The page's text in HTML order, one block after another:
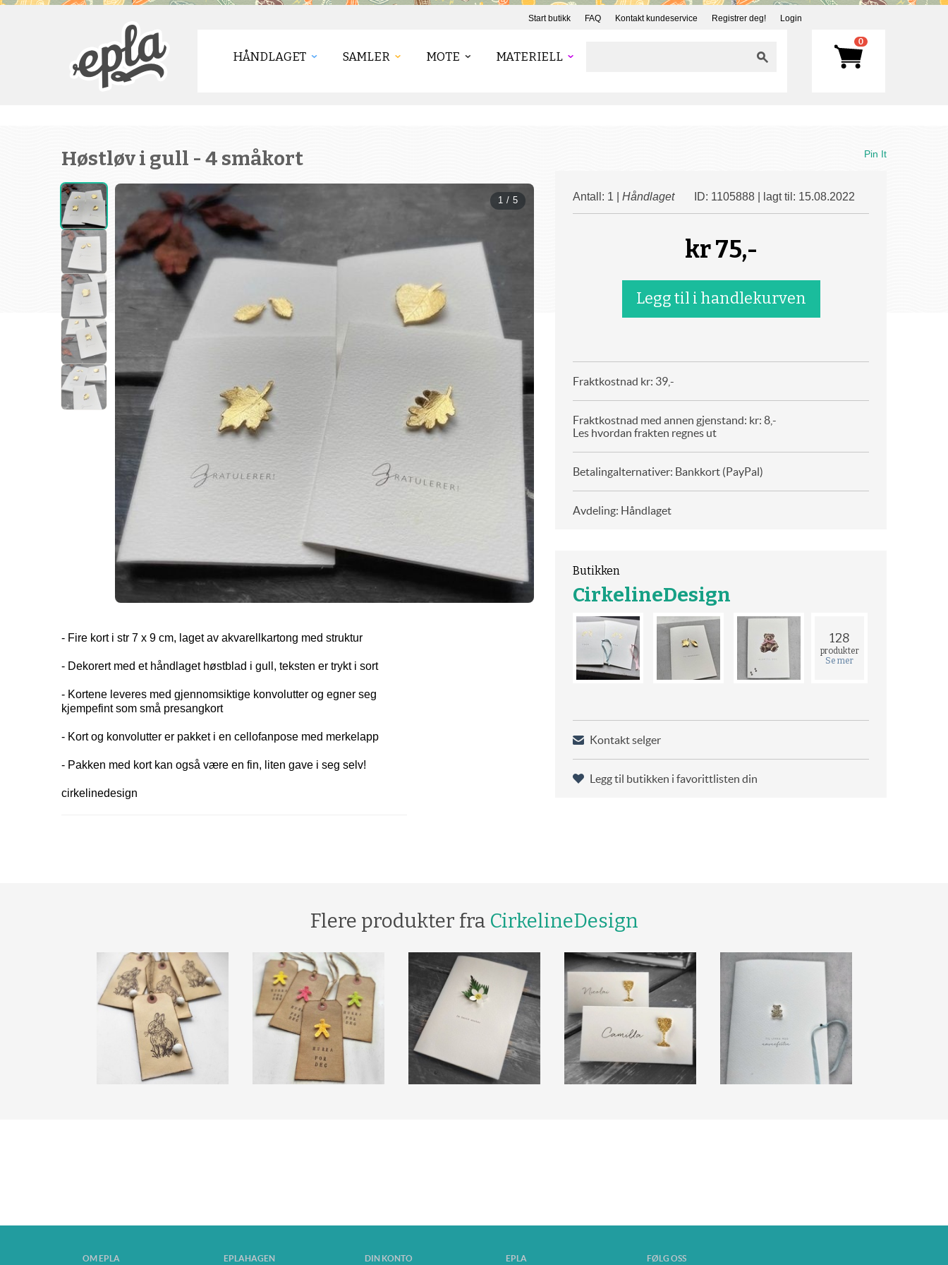
Start butikk FAQ Kontakt kundeservice Registrer deg! Login
HÅNDLAGET SAMLER MOTE MATERIELL
0
Høstløv i gull - 4 småkort
1 / 5
- Fire kort i str 7 x 9 cm, laget av akvarellkartong med struktur
- Dekorert med et håndlaget høstblad i gull, teksten er trykt i sort
- Kortene leveres med gjennomsiktige konvolutter og egner seg
kjempefint som små presangkort
- Kort og konvolutter er pakket i en cellofanpose med merkelapp
- Pakken med kort kan også være en fin, liten gave i seg selv!
cirkelinedesign
Pin It
Antall: 1 | Håndlaget ID: 1105888 | lagt til: 15.08.2022
kr75,-
Fraktkostnad kr: 39,-
Fraktkostnad med annen gjenstand: kr: 8,-
Les hvordan frakten regnes ut
Betalingalternativer: Bankkort (PayPal)
Avdeling: Håndlaget
Butikken
CirkelineDesign
128
produkter
Se mer
Kontakt selger
Legg til butikken i favorittlisten din
Flere produkter fra CirkelineDesign
OM EPLA EPLAHAGEN DIN KONTO EPLA FØLG OSS